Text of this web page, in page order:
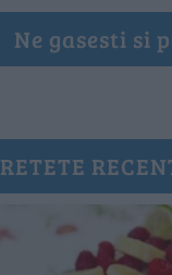
Ne gasesti si
RETETE